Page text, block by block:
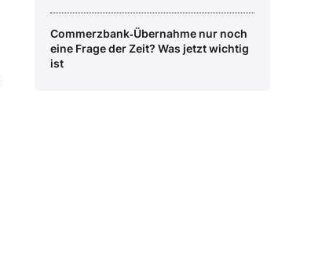
Commerzbank‑Übernahme nur noch
eine Frage der Zeit? Was jetzt wichtig
ist